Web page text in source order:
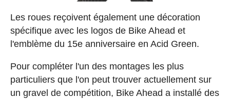
Les roues reçoivent également une décoration
spécifique avec les logos de Bike Ahead et
l'emblème du 15e anniversaire en Acid Green.
Pour compléter l'un des montages les plus
particuliers que l'on peut trouver actuellement sur
un gravel de compétition, Bike Ahead a installé des